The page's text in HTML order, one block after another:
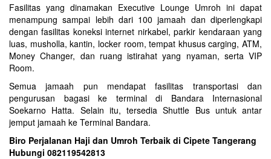
Fasilitas yang dinamakan Executive Lounge Umroh ini dapat
menampung sampai lebih dari 100 jamaah dan diperlengkapi
dengan fasilitas koneksi internet nirkabel, parkir kendaraan yang
luas, musholla, kantin, locker room, tempat khusus carging, ATM,
Money Changer, dan ruang istirahat yang nyaman, serta VIP
Room.
Semua jamaah pun mendapat fasilitas transportasi dan
pengurusan bagasi ke terminal di Bandara Internasional
Soekarno Hatta. Selain itu, tersedia Shuttle Bus untuk antar
jemput jamaah ke Terminal Bandara.
Biro Perjalanan Haji dan Umroh Terbaik di Cipete Tangerang
Hubungi 082119542813